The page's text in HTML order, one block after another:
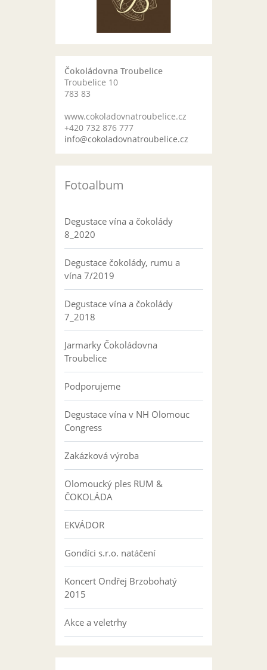
Čokoládovna Troubelice
Troubelice 10
783 83
www.cokoladovnatroubelice.cz
+420 732 876 777
info@cokoladovnatroubelice.cz
Fotoalbum
Degustace vína a čokolády
8_2020
Degustace čokolády, rumu a
vína 7/2019
Degustace vína a čokolády
7_2018
Jarmarky Čokoládovna
Troubelice
Podporujeme
Degustace vína v NH Olomouc
Congress
Zakázková výroba
Olomoucký ples RUM &
ČOKOLÁDA
EKVÁDOR
Gondíci s.r.o. natáčení
Koncert Ondřej Brzobohatý
2015
Akce a veletrhy